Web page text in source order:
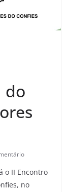
do
o II Encontro
no